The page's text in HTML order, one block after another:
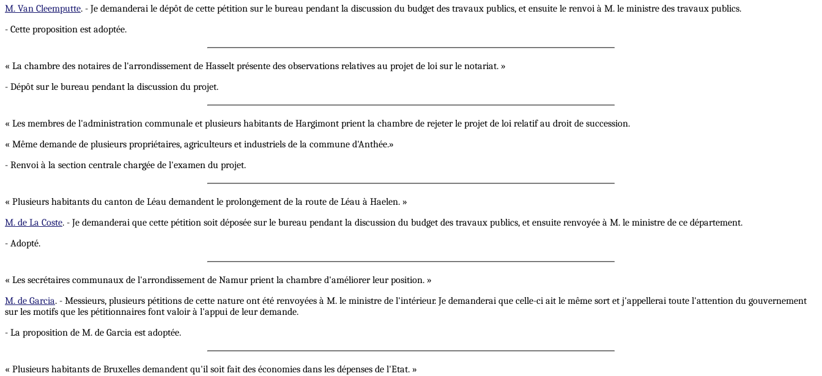
M. Van Cleemputte. - Je demanderai le dépôt de cette pétition sur le bureau pendant la discussion du budget des travaux publics, et ensuite le renvoi à M. le ministre des travaux publics.
- Cette proposition est adoptée.
« La chambre des notaires de l'arrondissement de Hasselt présente des observations relatives au projet de loi sur le notariat. »
- Dépôt sur le bureau pendant la discussion du projet.
« Les membres de l'administration communale et plusieurs habitants de Hargimont prient la chambre de rejeter le projet de loi relatif au droit de succession.
« Même demande de plusieurs propriétaires, agriculteurs et industriels de la commune d'Anthée.»
- Renvoi à la section centrale chargée de l'examen du projet.
« Plusieurs habitants du canton de Léau demandent le prolongement de la route de Léau à Haelen. »
M. de La Coste. - Je demanderai que cette pétition soit déposée sur le bureau pendant la discussion du budget des travaux publics, et ensuite renvoyée à M. le ministre de ce département.
- Adopté.
« Les secrétaires communaux de l'arrondissement de Namur prient la chambre d'améliorer leur position. »
M. de Garcia. - Messieurs, plusieurs pétitions de cette nature ont été renvoyées à M. le ministre de l'intérieur. Je demanderai que celle-ci ait le même sort et j'appellerai toute l'attention du gouvernement
sur les motifs que les pétitionnaires font valoir à l'appui de leur demande.
- La proposition de M. de Garcia est adoptée.
« Plusieurs habitants de Bruxelles demandent qu'il soit fait des économies dans les dépenses de l'Etat. »